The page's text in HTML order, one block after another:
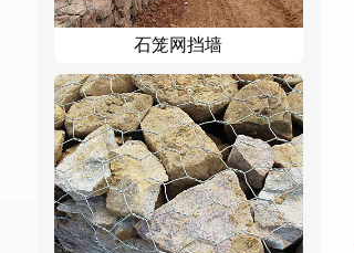
石笼网挡墙